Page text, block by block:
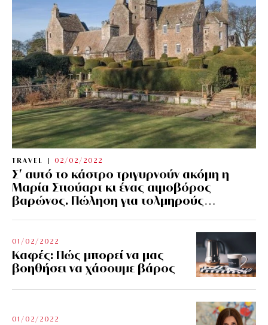
TRAVEL 02/02/2022
Σ’ αυτό το κάστρο τριγυρνούν ακόμη η
Μαρία Στιούαρτ κι ένας αιμοβόρος
βαρώνος. Πώληση για τολμηρούς…
01/02/2022
Kαφές: Πώς μπορεί να μας
βοηθήσει να χάσουμε βάρος
01/02/2022